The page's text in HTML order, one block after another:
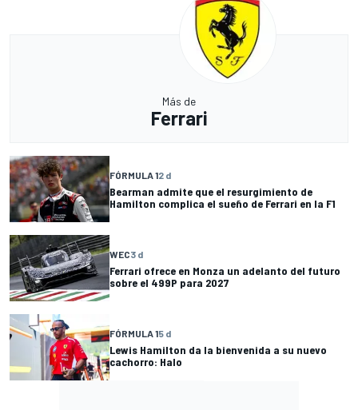
Más de
Ferrari
FÓRMULA 12 d
Bearman admite que el resurgimiento de
Hamilton complica el sueño de Ferrari en la F1
WEC3 d
Ferrari ofrece en Monza un adelanto del futuro
sobre el 499P para 2027
FÓRMULA 15 d
Lewis Hamilton da la bienvenida a su nuevo
cachorro: Halo